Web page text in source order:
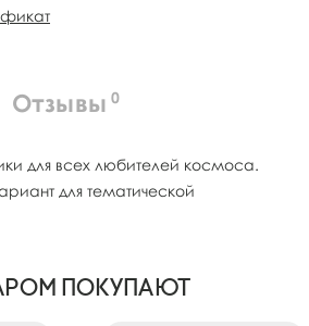
Отзывы 0
для всех любителей космоса.
для тематической
покупают